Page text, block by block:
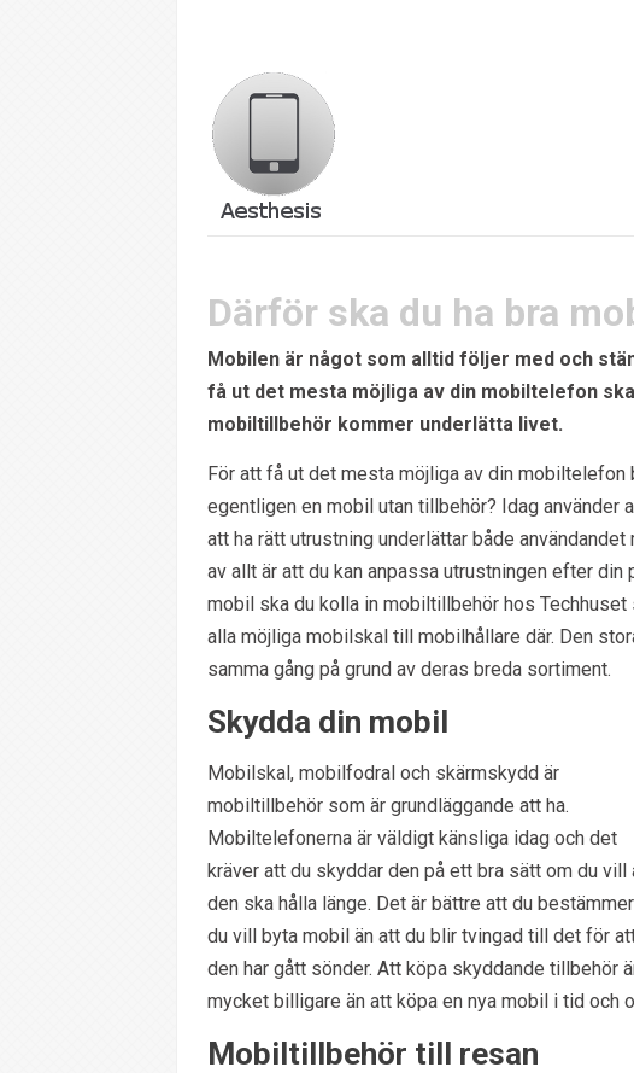
Därför ska du ha bra
Mobilen är något som alltid följer med och
få ut det mesta möjliga av din mobiltelefon
mobiltillbehör kommer underlätta livet.
För att få ut det mesta möjliga av din
egentligen en mobil utan tillbehör? Idag använder
att ha rätt utrustning underlättar både
av allt är att du kan anpassa utrustningen efter
mobil ska du kolla in mobiltillbehör hos
alla möjliga mobilskal till mobilhållare där. Den
samma gång på grund av deras breda sortiment.
Skydda din mobil
Mobilskal, mobilfodral och skärmskydd är
mobiltillbehör som är grundläggande att ha.
Mobiltelefonerna är väldigt känsliga idag och det
kräver att du skyddar den på ett bra sätt om du vill
den ska hålla länge. Det är bättre att du
du vill byta mobil än att du blir tvingad till det för
den har gått sönder. Att köpa skyddande tillbehör
mycket billigare än att köpa en nya mobil i tid och
Mobiltillbehör till resan